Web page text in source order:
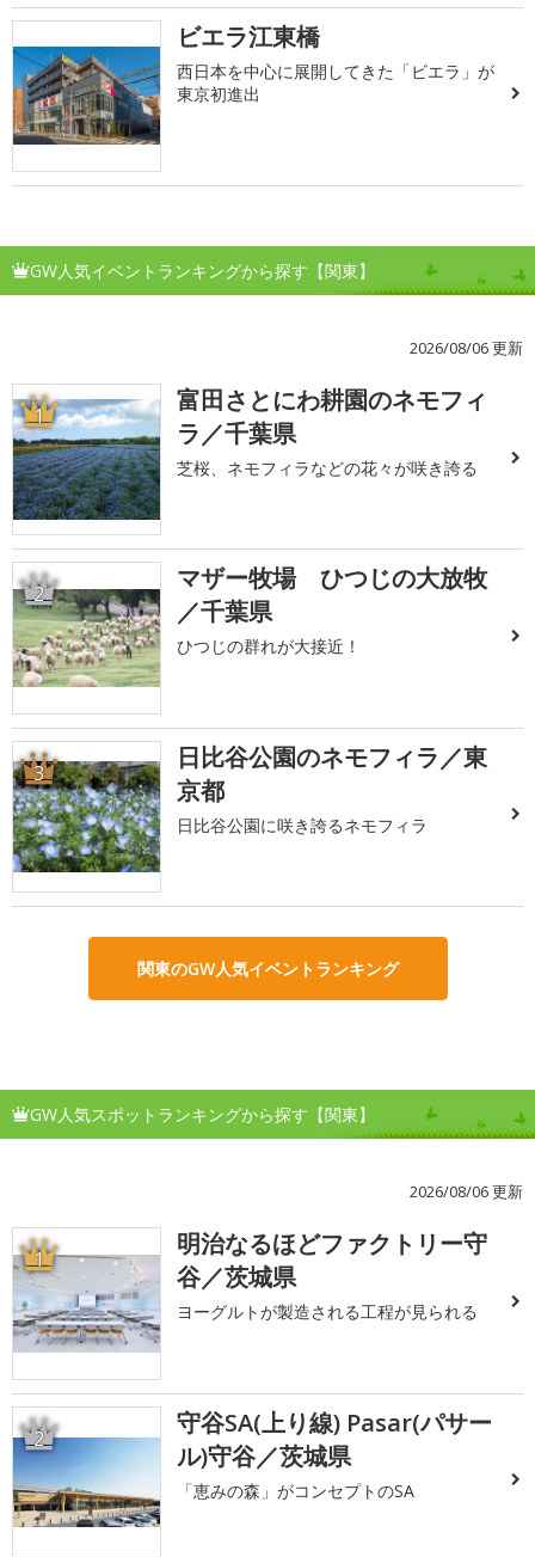
ビエラ江東橋
西日本を中心に展開してきた「ビエラ」が
東京初進出
GW人気イベントランキングから探す【関東】
2026/08/06 更新
1
富田さとにわ耕園のネモフィ
ラ／千葉県
芝桜、ネモフィラなどの花々が咲き誇る
2
マザー牧場 ひつじの大放牧
／千葉県
ひつじの群れが大接近！
3
日比谷公園のネモフィラ／東
京都
日比谷公園に咲き誇るネモフィラ
関東のGW人気イベントランキング
GW人気スポットランキングから探す【関東】
2026/08/06 更新
1
明治なるほどファクトリー守
谷／茨城県
ヨーグルトが製造される工程が見られる
2
守谷SA(上り線) Pasar(パサー
ル)守谷／茨城県
「恵みの森」がコンセプトのSA